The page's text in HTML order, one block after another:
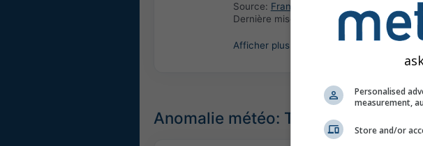
Source: France: Meteo-France
Dernière mise à jour:
il y a 4 heures
Afficher plus
Anomalie météo: Temps
Personalised
measurement,
Store and/or